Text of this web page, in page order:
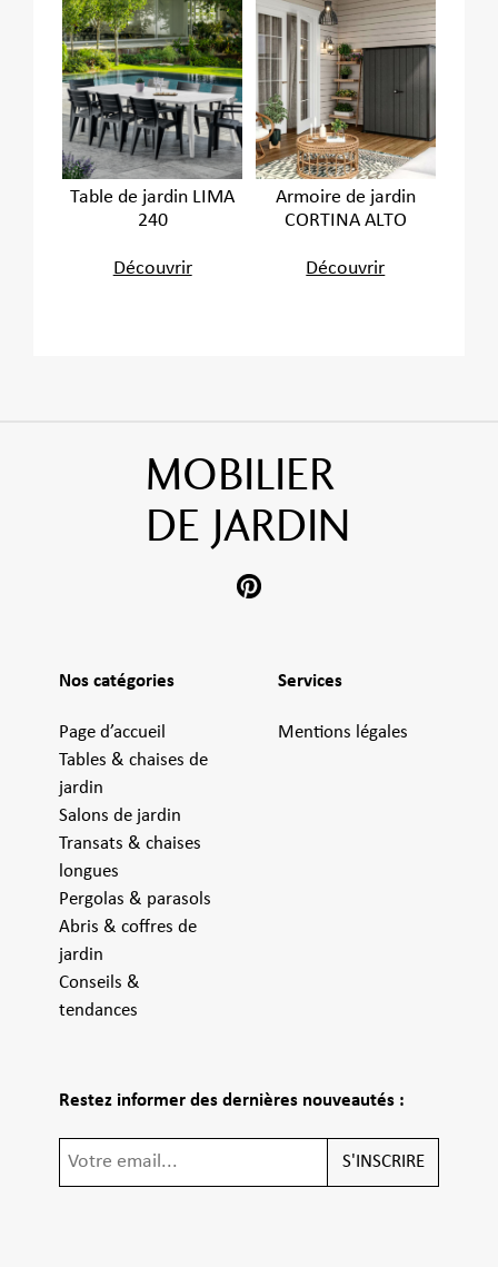
Table de jardin LIMA
240
Découvrir
Armoire de jardin
CORTINA ALTO
Découvrir
MOBILIER
DE JARDIN
Nos catégories
Page d’accueil
Tables & chaises de
jardin
Salons de jardin
Transats & chaises
longues
Pergolas & parasols
Abris & coffres de
jardin
Conseils &
tendances
Services
Mentions légales
Restez informer des dernières nouveautés :